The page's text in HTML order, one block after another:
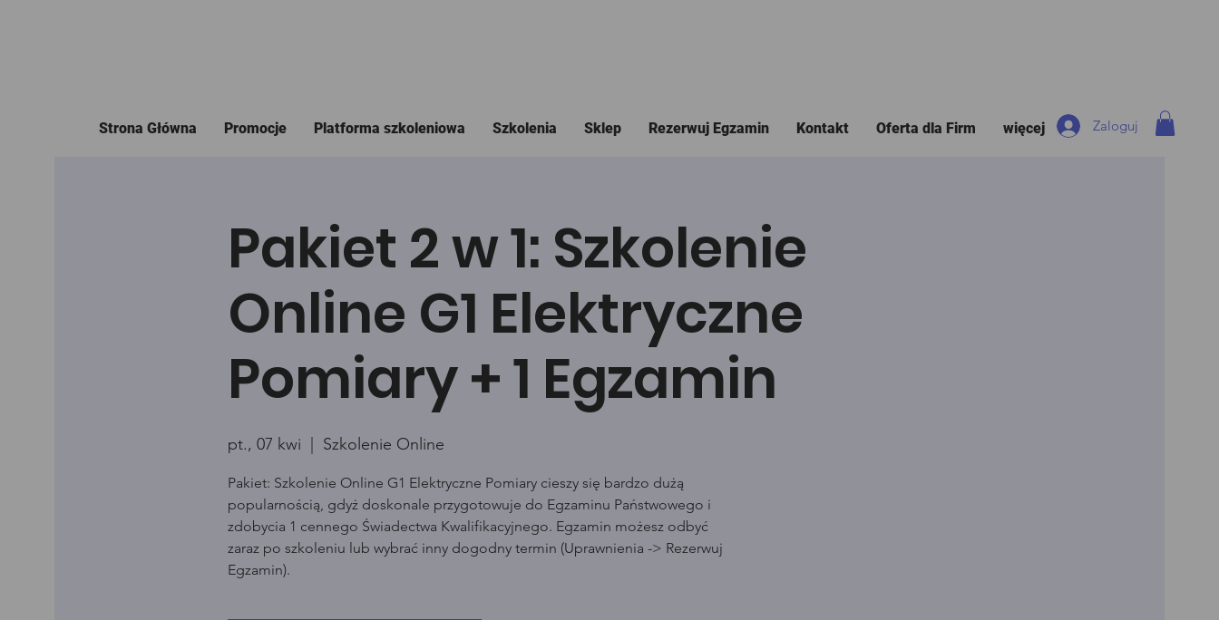
Strona Główna Promocje Platforma szkoleniowa Szkolenia Sklep Rezerwuj Egzamin Kontakt Oferta dla Firm więcej Zaloguj
Pakiet 2 w 1: Szkolenie
Online G1 Elektryczne
Pomiary + 1 Egzamin
pt., 07 kwi
  |
Szkolenie Online
Pakiet: Szkolenie Online G1 Elektryczne Pomiary cieszy się bardzo dużą
popularnością, gdyż doskonale przygotowuje do Egzaminu Państwowego i
zdobycia 1 cennego Świadectwa Kwalifikacyjnego. Egzamin możesz odbyć
zaraz po szkoleniu lub wybrać inny dogodny termin (Uprawnienia -> Rezerwuj
Egzamin).